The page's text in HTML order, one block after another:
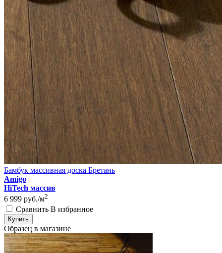
Бамбук массивная доска Бретань
Amigo
HiTech массив
6 999 руб./м2
Сравнить В избранное
Купить
Образец в магазине